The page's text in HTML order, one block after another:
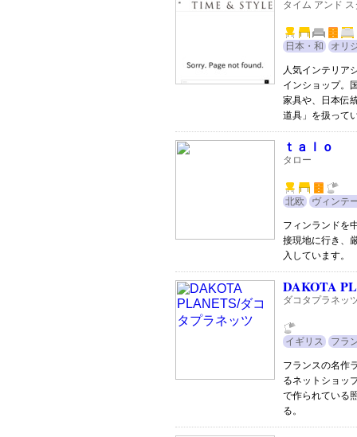
タイム アンド
日本・和 オリ
人気インテリア
インショップ。
家具や、日本伝
道具」を扱って
ｔａｌｏ
タロー
北欧 ヴィンテ
フィンランドを
接現地に行き、
入しています。
DAKOTA
ダコタプラネッ
イギリス フラ
フランスの名作
るネットショッ
で作られている
る。